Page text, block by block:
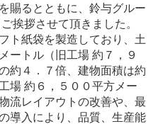
賜るとともに、鈴与グルー
挨拶させて頂きました。
ト紙袋を製造しており、土
ートル（旧工場 約７，９
約４．７倍、建物面積は約
場 約６，５００平方メー
流レイアウトの改善や、最
導入により、品質、生産能